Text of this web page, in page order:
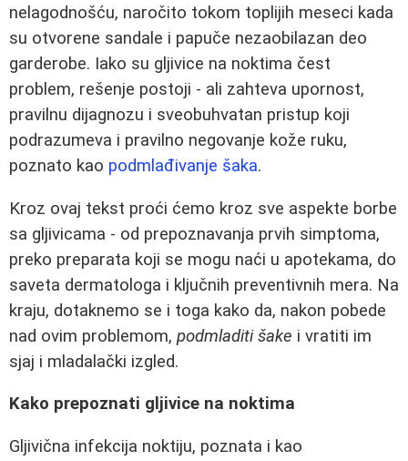
nelagodnošću, naročito tokom toplijih meseci kada
su otvorene sandale i papuče nezaobilazan deo
garderobe. Iako su gljivice na noktima čest
problem, rešenje postoji - ali zahteva upornost,
pravilnu dijagnozu i sveobuhvatan pristup koji
podrazumeva i pravilno negovanje kože ruku,
poznato kao podmlađivanje šaka.
Kroz ovaj tekst proći ćemo kroz sve aspekte borbe
sa gljivicama - od prepoznavanja prvih simptoma,
preko preparata koji se mogu naći u apotekama, do
saveta dermatologa i ključnih preventivnih mera. Na
kraju, dotaknemo se i toga kako da, nakon pobede
nad ovim problemom, podmladiti šake i vratiti im
sjaj i mladalački izgled.
Kako prepoznati gljivice na noktima
Gljivična infekcija noktiju, poznata i kao